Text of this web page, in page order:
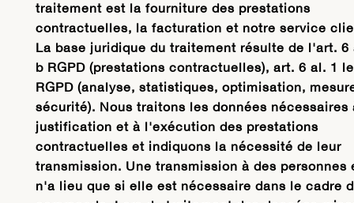
traitement est la fourniture des prestations
contractuelles, la facturation et notre service
La base juridique du traitement résulte de l'art. 6
b RGPD (prestations contractuelles), art. 6 al. 1
RGPD (analyse, statistiques, optimisation,
sécurité). Nous traitons les données nécessaires
justification et à l'exécution des prestations
contractuelles et indiquons la nécessité de leur
transmission. Une transmission à des personnes
n'a lieu que si elle est nécessaire dans le cadre